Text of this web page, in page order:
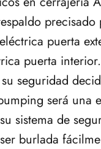
precisado
puerta
puerta
seguridad
será una
sistema de
burlada